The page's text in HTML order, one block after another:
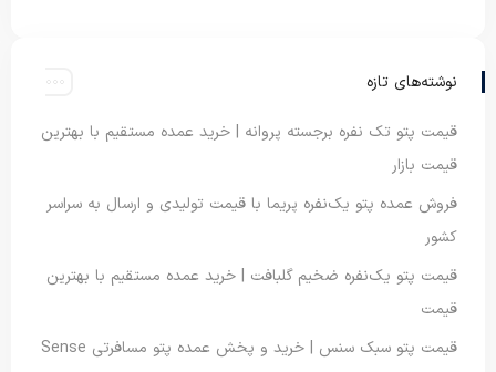
نوشته‌های تازه
قیمت پتو تک نفره برجسته پروانه | خرید عمده مستقیم با بهترین
قیمت بازار
فروش عمده پتو یک‌نفره پریما با قیمت تولیدی و ارسال به سراسر
کشور
قیمت پتو یک‌نفره ضخیم گلبافت | خرید عمده مستقیم با بهترین
قیمت
قیمت پتو سبک سنس | خرید و پخش عمده پتو مسافرتی Sense